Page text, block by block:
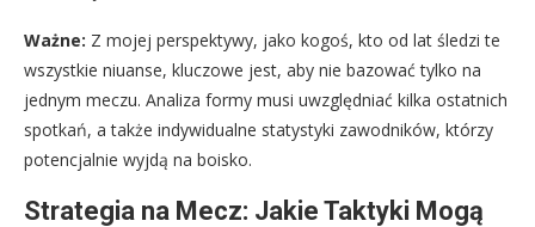
Ważne: Z mojej perspektywy, jako kogoś, kto od lat śledzi te
wszystkie niuanse, kluczowe jest, aby nie bazować tylko na
jednym meczu. Analiza formy musi uwzględniać kilka ostatnich
spotkań, a także indywidualne statystyki zawodników, którzy
potencjalnie wyjdą na boisko.
Strategia na Mecz: Jakie Taktyki Mogą